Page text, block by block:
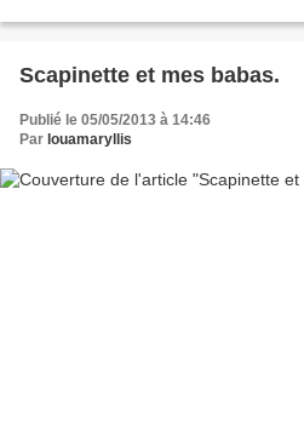
Scapinette et mes babas.
Publié le 05/05/2013 à 14:46
Par louamaryllis